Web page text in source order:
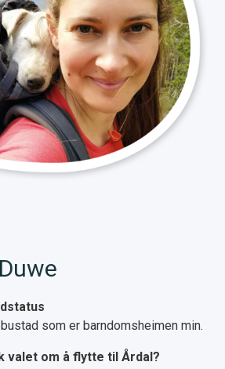
som er barndomsheimen min.
valet om å flytte til Årdal?